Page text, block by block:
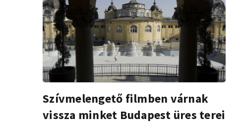
Szívmelengető filmben várnak
vissza minket Budapest üres terei